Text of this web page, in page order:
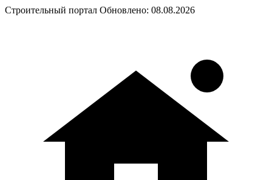
Строительный портал Обновлено: 08.08.2026